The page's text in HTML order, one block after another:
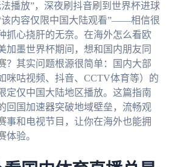
播放”，深夜刷抖音刷到世界杯进球
该内容仅限中国大陆观看”——相信很
抓心挠肝的无奈。在海外怎么看欧
加墨世界杯期间，想和国内朋友同
？其实问题根源很简单：国内大部
咪咕视频、抖音、CCTV体育等）的
定仅中国大陆地区播放。这篇指南
回国加速器突破地域壁垒，流畅观
事和电视节目，让你在海外也能拥
体验。